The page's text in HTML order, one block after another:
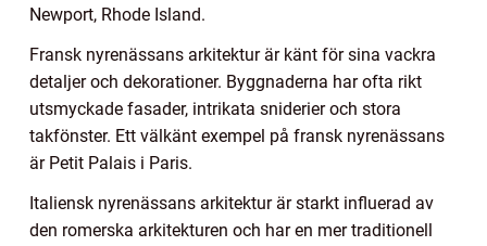
Newport, Rhode Island.
Fransk nyrenässans arkitektur är känt för sina vackra
detaljer och dekorationer. Byggnaderna har ofta rikt
utsmyckade fasader, intrikata sniderier och stora
takfönster. Ett välkänt exempel på fransk nyrenässans
är Petit Palais i Paris.
Italiensk nyrenässans arkitektur är starkt influerad av
den romerska arkitekturen och har en mer traditionell